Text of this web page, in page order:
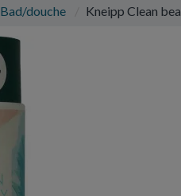
Bad/douche Kneipp Clean